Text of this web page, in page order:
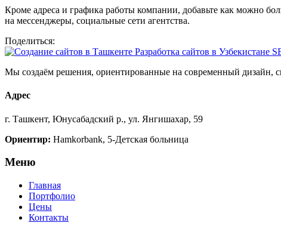
Кроме адреса и графика работы компании, добавьте как можно
на мессенджеры, социальные сети агентства.
Поделиться:
Мы создаём решения, ориентированные на современный дизайн,
Адрес
г. Ташкент, Юнусабадский р., ул. Янгишахар, 59
Ориентир: Hamkorbank, 5-Детская больница
Меню
Главная
Портфолио
Цены
Контакты